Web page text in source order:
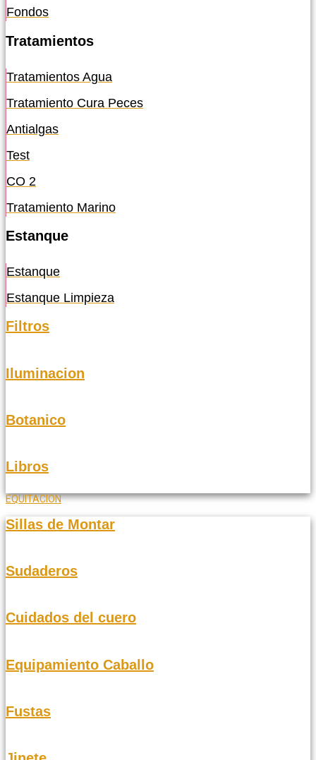
Fondos
Tratamientos
Tratamientos Agua
Tratamiento Cura Peces
Antialgas
Test
CO 2
Tratamiento Marino
Estanque
Estanque
Estanque Limpieza
Filtros
Iluminacion
Botanico
Libros
EQUITACION
Sillas de Montar
Sudaderos
Cuidados del cuero
Equipamiento Caballo
Fustas